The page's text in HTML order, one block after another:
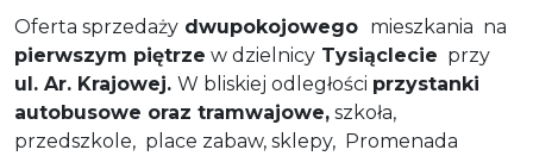
Oferta sprzedaży dwupokojowego mieszkania na
pierwszym piętrze w dzielnicy Tysiąclecie przy
ul. Ar. Krajowej. W bliskiej odległości przystanki
autobusowe oraz tramwajowe, szkoła,
przedszkole, place zabaw, sklepy, Promenada